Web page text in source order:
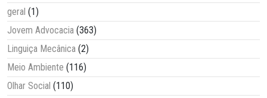
geral (1)
Jovem Advocacia (363)
Linguiça Mecânica (2)
Meio Ambiente (116)
Olhar Social (110)